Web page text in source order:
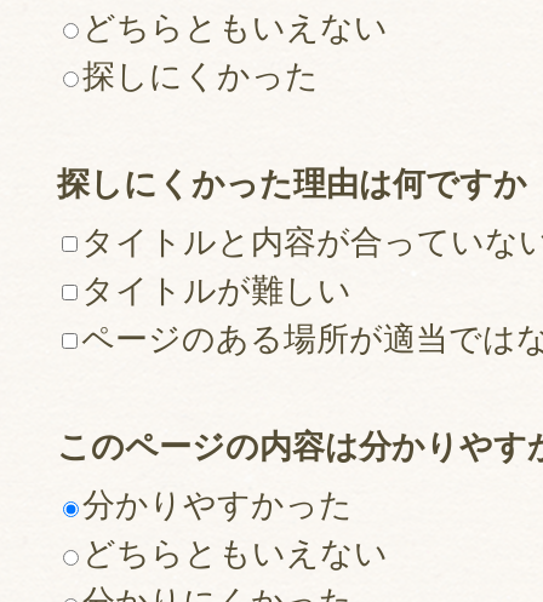
どちらともいえない
探しにくかった
探しにくかった理由は何ですか
タイトルと内容が合っていな
タイトルが難しい
ページのある場所が適当では
このページの内容は分かりやす
分かりやすかった
どちらともいえない